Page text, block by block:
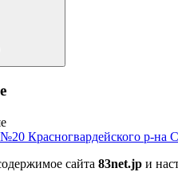
Красногвардейского р-на
сайта 83net.jp и